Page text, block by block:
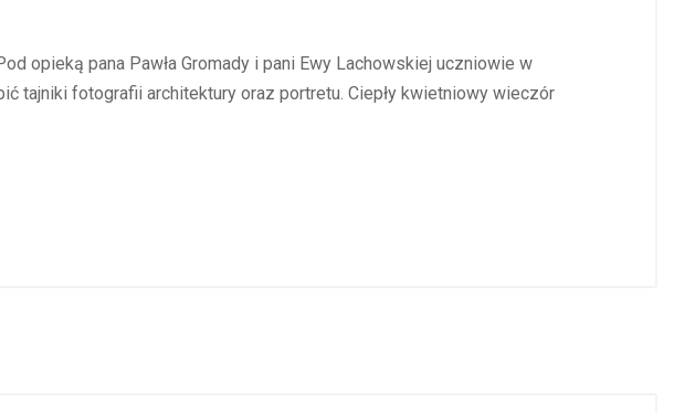
opieką pana Pawła Gromady i pani Ewy Lachowskiej uczniowie w
tajniki fotografii architektury oraz portretu. Ciepły kwietniowy wieczór